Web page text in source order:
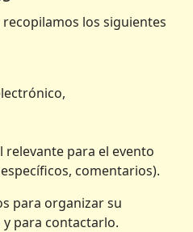
los siguientes
para el evento
comentarios).
para organizar su
para contactarlo.